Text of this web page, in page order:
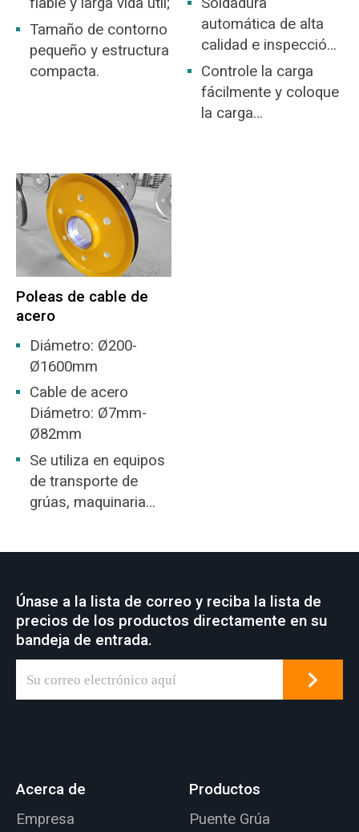
Tamaño de contorno
pequeño y estructura
compacta.
automática de alta
calidad e inspección
NDT
Controle la carga
fácilmente y coloque
la carga
Poleas de cable de
acero
Diámetro: Ø200-
Ø1600mm
Cable de acero
Diámetro: Ø7mm-
Ø82mm
Se utiliza en equipos
de transporte de
grúas, maquinaria
Únase a la lista de correo y reciba la lista de
precios de los productos directamente en su
bandeja de entrada.
Acerca de
Empresa
Productos
Puente Grúa